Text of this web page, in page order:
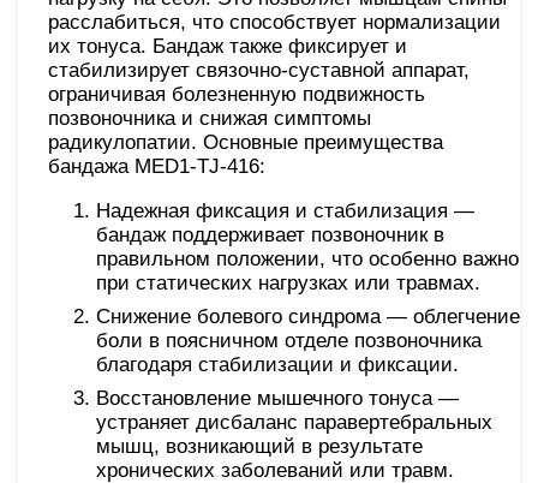
расслабиться, что способствует нормализации
их тонуса. Бандаж также фиксирует и
стабилизирует связочно-суставной аппарат,
ограничивая болезненную подвижность
позвоночника и снижая симптомы
радикулопатии. Основные преимущества
бандажа MED1-TJ-416:
Надежная фиксация и стабилизация —
бандаж поддерживает позвоночник в
правильном положении, что особенно важно
при статических нагрузках или травмах.
Снижение болевого синдрома — облегчение
боли в поясничном отделе позвоночника
благодаря стабилизации и фиксации.
Восстановление мышечного тонуса —
устраняет дисбаланс паравертебральных
мышц, возникающий в результате
хронических заболеваний или травм.